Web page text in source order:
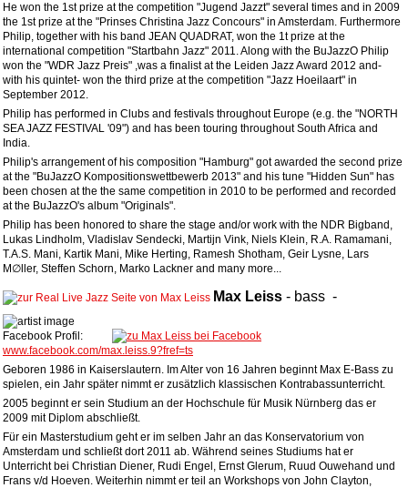
He won the 1st prize at the competition "Jugend Jazzt" several times and in 2009
the 1st prize at the "Prinses Christina Jazz Concours" in Amsterdam. Furthermore
Philip, together with his band JEAN QUADRAT, won the 1t prize at the
international competition "Startbahn Jazz" 2011. Along with the BuJazzO Philip
won the "WDR Jazz Preis" ,was a finalist at the Leiden Jazz Award 2012 and-
with his quintet- won the third prize at the competition "Jazz Hoeilaart" in
September 2012.
Philip has performed in Clubs and festivals throughout Europe (e.g. the "NORTH
SEA JAZZ FESTIVAL '09") and has been touring throughout South Africa and
India.
Philip's arrangement of his composition "Hamburg" got awarded the second prize
at the "BuJazzO Kompositionswettbewerb 2013" and his tune "Hidden Sun" has
been chosen at the the same competition in 2010 to be performed and recorded
at the BuJazzO's album "Originals".
Philip has been honored to share the stage and/or work with the NDR Bigband,
Lukas Lindholm, Vladislav Sendecki, Martijn Vink, Niels Klein, R.A. Ramamani,
T.A.S. Mani, Kartik Mani, Mike Herting, Ramesh Shotham, Geir Lysne, Lars
M∅ller, Steffen Schorn, Marko Lackner and many more...
Max Leiss - bass -
Facebook Profil:
www.facebook.com/max.leiss.9?fref=ts
Geboren 1986 in Kaiserslautern. Im Alter von 16 Jahren beginnt Max E-Bass zu
spielen, ein Jahr später nimmt er zusätzlich klassischen Kontrabassunterricht.
2005 beginnt er sein Studium an der Hochschule für Musik Nürnberg das er
2009 mit Diplom abschließt.
Für ein Masterstudium geht er im selben Jahr an das Konservatorium von
Amsterdam und schließt dort 2011 ab. Während seines Studiums hat er
Unterricht bei Christian Diener, Rudi Engel, Ernst Glerum, Ruud Ouwehand und
Frans v/d Hoeven. Weiterhin nimmt er teil an Workshops von John Clayton,